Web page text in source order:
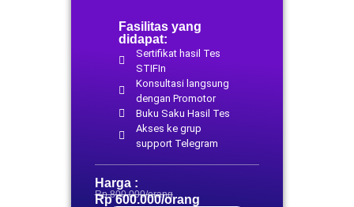
Fasilitas yang
didapat:
Sertifikat hasil Tes
STIFIn
Konsultasi langsung
dengan Promotor
Buku Saku Hasil Tes
Akses ke grup
support Telegram
Harga :
Rp 800.000/orang
Rp 600.000/orang